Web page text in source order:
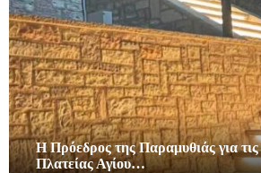
Η Πρόεδρος της Παραμυθιάς για
Πλατείας Αγίου…